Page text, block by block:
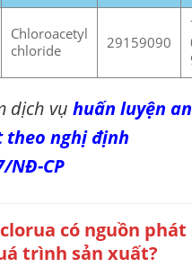
Chloroacetyl
chloride
29159090
dịch vụ huấn luyện
theo nghị định
NĐ-CP
có nguồn
trình sản xuất?